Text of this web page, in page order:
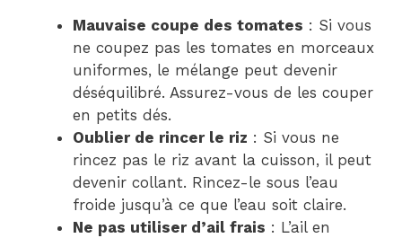
Mauvaise coupe des tomates : Si vous
ne coupez pas les tomates en morceaux
uniformes, le mélange peut devenir
déséquilibré. Assurez-vous de les couper
en petits dés.
Oublier de rincer le riz : Si vous ne
rincez pas le riz avant la cuisson, il peut
devenir collant. Rincez-le sous l’eau
froide jusqu’à ce que l’eau soit claire.
Ne pas utiliser d’ail frais : L’ail en